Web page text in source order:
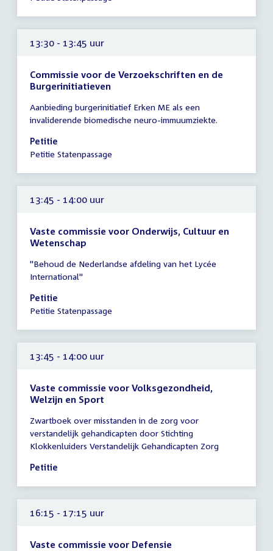
uur
13:30 - 13:45 uur
Commissie voor de Verzoekschriften en de
Burgerinitiatieven
vergadering
13:30
-
13:45
Aanbieding burgerinitiatief Erken ME als een
invaliderende biomedische neuro-immuumziekte.
Petitie
Petitie Statenpassage
13:45 - 14:00 uur
Vaste commissie voor Onderwijs, Cultuur en
Wetenschap
vergadering
13:45
-
14:00
"Behoud de Nederlandse afdeling van het Lycée
International"
Petitie
Petitie Statenpassage
13:45 - 14:00 uur
Vaste commissie voor Volksgezondheid,
Welzijn en Sport
vergadering
13:45
-
14:00
Zwartboek over misstanden in de zorg voor
verstandelijk gehandicapten door Stichting
Klokkenluiders Verstandelijk Gehandicapten Zorg
Petitie
16:15 - 17:15 uur
Vaste commissie voor Defensie